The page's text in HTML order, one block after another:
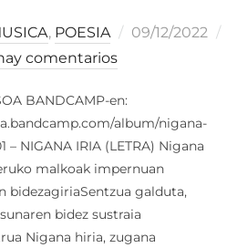
, POESIA
Publicado
09/12/2022
comentarios
BANDCAMP-en:
album/nigana-
– NIGANA IRIA (LETRA) Nigana
malkoak impernuan
bidezagiriaSentzua galduta,
bidez sustraia
Nigana hiria, zugana